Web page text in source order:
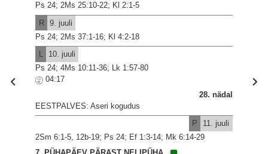
Ps 24; 2Ms 25:10-22; Kl 2:1-5
R
9. juuli
Ps 24; 2Ms 37:1-16; Kl 4:2-18
L
10. juuli
Ps 24; 4Ms 10:11-36; Lk 1:57-80
04:17
28. nädal
EESTPALVES: Aseri kogudus
P
11. juuli
2Sm 6:1-5, 12b-19; Ps 24; Ef 1:3-14; Mk 6:14-29